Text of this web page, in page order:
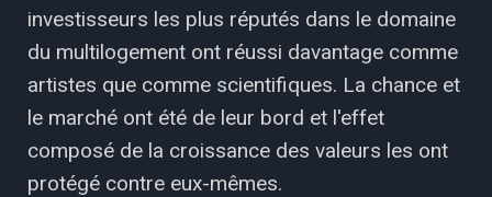
investisseurs les plus réputés dans le domaine
du multilogement ont réussi davantage comme
artistes que comme scientifiques. La chance et
le marché ont été de leur bord et l'effet
composé de la croissance des valeurs les ont
protégé contre eux-mêmes.